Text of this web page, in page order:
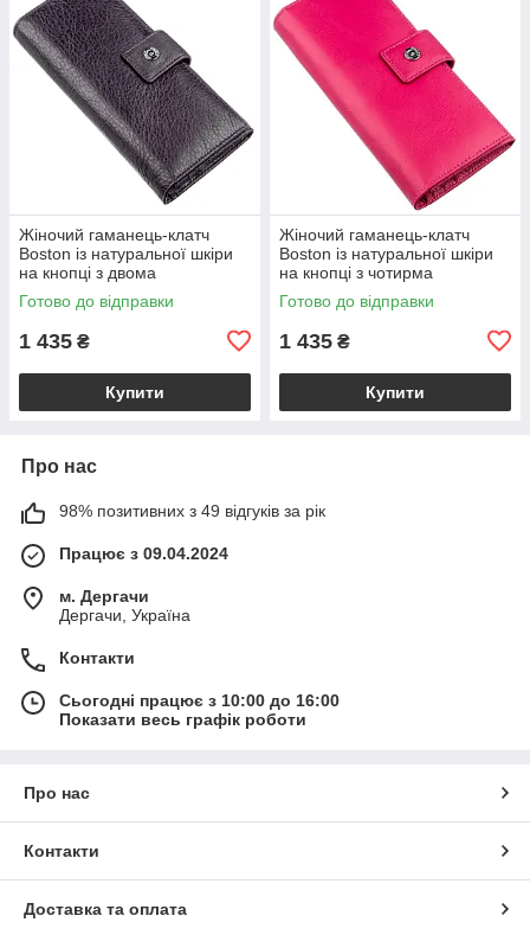
Жіночий гаманець-клатч
Boston із натуральної шкіри
на кнопці з двома
відділеннями на блискавці,
фіолетово-сірий VL18846
Готово до відправки
1 435 ₴
Купити
Жіночий гаманець-клатч
Boston із натуральної шкіри
на кнопці з чотирма
відділеннями для купюр,
рожевий VL18847
Готово до відправки
1 435 ₴
Купити
Про нас
98% позитивних з 49 відгуків за рік
Працює з 09.04.2024
м. Дергачи
Дергачи, Україна
Контакти
Сьогодні працює з 10:00 до 16:00
Показати весь графік роботи
Про нас
Контакти
Доставка та оплата